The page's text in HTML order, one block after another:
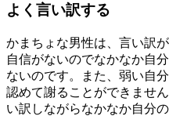
よく言い訳する
かまちょな男性は、言い訳
自信がないのでなかなか自
ないのです。また、弱い自
認めて謝ることができませ
い訳しながらなかなか自分